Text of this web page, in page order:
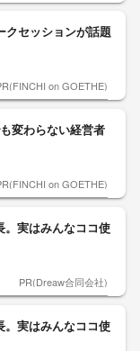
クセッションが話題
on GOETHE)
変わらない経営者
on GOETHE)
。実はみんなココ使
PR(Dreaw合同会社)
。実はみんなココ使